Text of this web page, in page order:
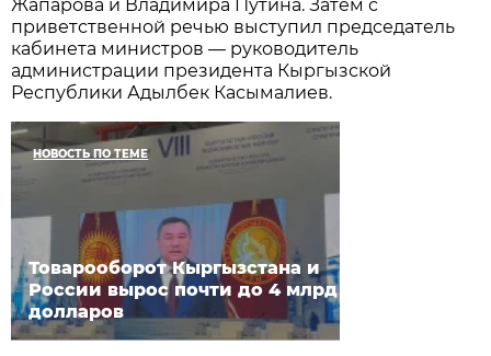
Жапарова и Владимира Путина. Затем с
приветственной речью выступил председатель
кабинета министров — руководитель
администрации президента Кыргызской
Республики Адылбек Касымалиев.
НОВОСТЬ ПО ТЕМЕ
Товарооборот Кыргызстана и
России вырос почти до 4 млрд
долларов